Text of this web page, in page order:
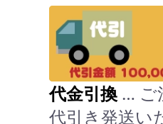
代金引換 … ご
代引き発送い